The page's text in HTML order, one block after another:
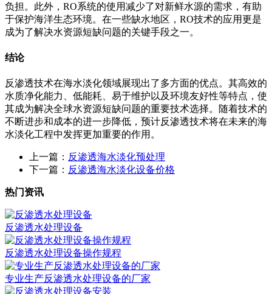
负担。此外，RO系统的使用减少了对新鲜水源的需求，有助
于保护海洋生态环境。在一些缺水地区，RO技术的应用更是
成为了解决水资源短缺问题的关键手段之一。
结论
反渗透技术在海水淡化领域展现出了多方面的优点。其高效的
水质净化能力、低能耗、易于维护以及环境友好性等特点，使
其成为解决全球水资源短缺问题的重要技术选择。随着技术的
不断进步和成本的进一步降低，预计反渗透技术将在未来的海
水淡化工程中发挥更加重要的作用。
上一篇： 反渗透海水淡化预处理
下一篇： 反渗透海水淡化设备价格
热门资讯
反渗透水处理设备
反渗透水处理设备操作规程
专业生产反渗透水处理设备的厂家